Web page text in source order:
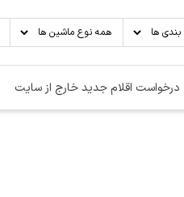
درخواست اقلام جدید خارج از سایت